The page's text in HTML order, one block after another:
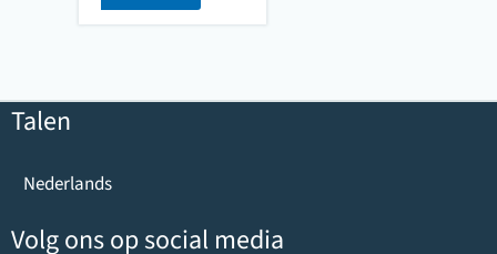
Talen
Nederlands
Volg ons op social media